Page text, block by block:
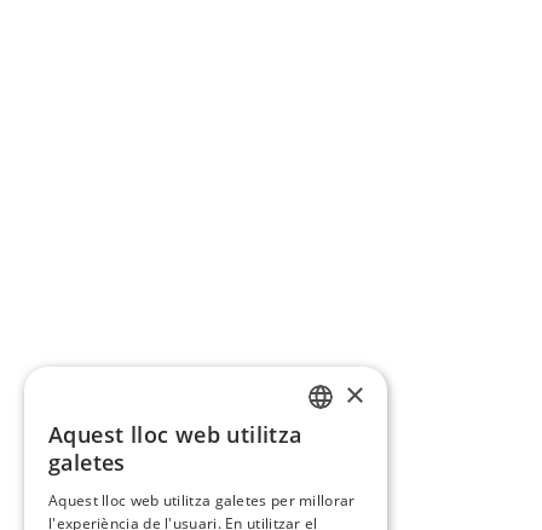
×
Aquest lloc web utilitza
galetes
Aquest lloc web utilitza galetes per millorar
l'experiència de l'usuari. En utilitzar el